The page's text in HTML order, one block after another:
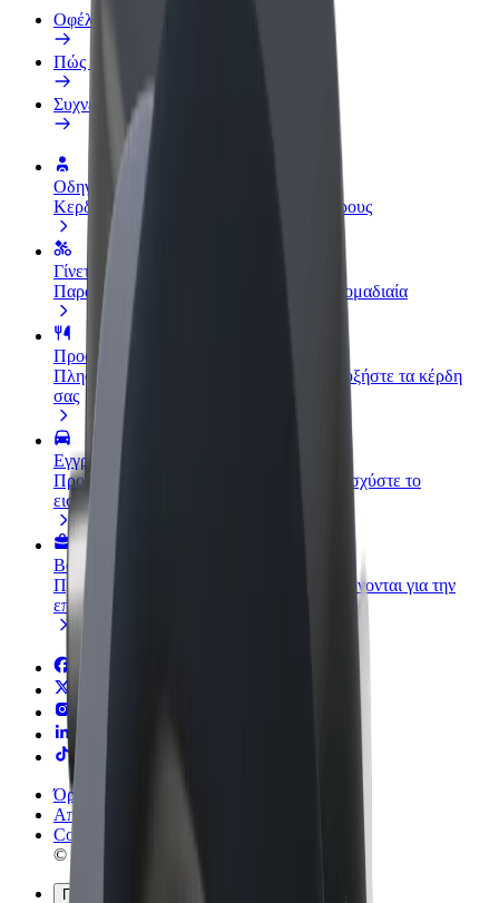
Οφέλη
Πώς να συμμετάσχετε
Συχνές Ερωτήσεις
Οδηγήστε
Κερδίστε χρήματα με τους δικούς σας όρους
Γίνετε courier
Παραδώστε φαγητό και πληρώνεστε εβδομαδιαία
Προσθήκη εστιατορίου ή καταστήματος
Πλησιάστε περισσότερους πελάτες και αυξήστε τα κέρδη
σας
Εγγραφείτε ως ιδιοκτήτης στόλου
Προσθέστε το στόλο σας στο Bolt και ενισχύστε το
εισόδημά σας
Bolt for Business
Προϊόντα και υπηρεσίες Bolt που κλιμακώνονται για την
επιχείρησή σας
Όροι & Προϋποθέσεις
Απόρρητο
Cookies
© 2026 Bolt Technology OÜ
Προϊόντα